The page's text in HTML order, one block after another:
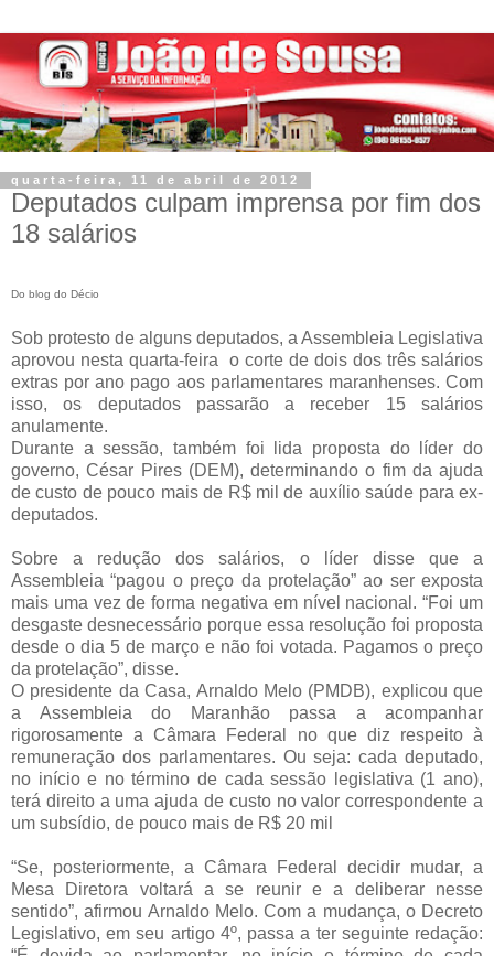
quarta-feira, 11 de abril de 2012
Deputados culpam imprensa por fim dos
18 salários
Do blog do Décio
Sob protesto de alguns deputados, a Assembleia Legislativa
aprovou nesta quarta-feira o corte de dois dos três salários
extras por ano pago aos parlamentares maranhenses. Com
isso, os deputados passarão a receber 15 salários
anulamente.
Durante a sessão, também foi lida proposta do líder do
governo, César Pires (DEM), determinando o fim da ajuda
de custo de pouco mais de R$ mil de auxílio saúde para ex-
deputados.
Sobre a redução dos salários, o líder disse que a
Assembleia “pagou o preço da protelação” ao ser exposta
mais uma vez de forma negativa em nível nacional. “Foi um
desgaste desnecessário porque essa resolução foi proposta
desde o dia 5 de março e não foi votada. Pagamos o preço
da protelação”, disse.
O presidente da Casa, Arnaldo Melo (PMDB), explicou que
a Assembleia do Maranhão passa a acompanhar
rigorosamente a Câmara Federal no que diz respeito à
remuneração dos parlamentares. Ou seja: cada deputado,
no início e no término de cada sessão legislativa (1 ano),
terá direito a uma ajuda de custo no valor correspondente a
um subsídio, de pouco mais de R$ 20 mil
“Se, posteriormente, a Câmara Federal decidir mudar, a
Mesa Diretora voltará a se reunir e a deliberar nesse
sentido”, afirmou Arnaldo Melo. Com a mudança, o Decreto
Legislativo, em seu artigo 4º, passa a ter seguinte redação: